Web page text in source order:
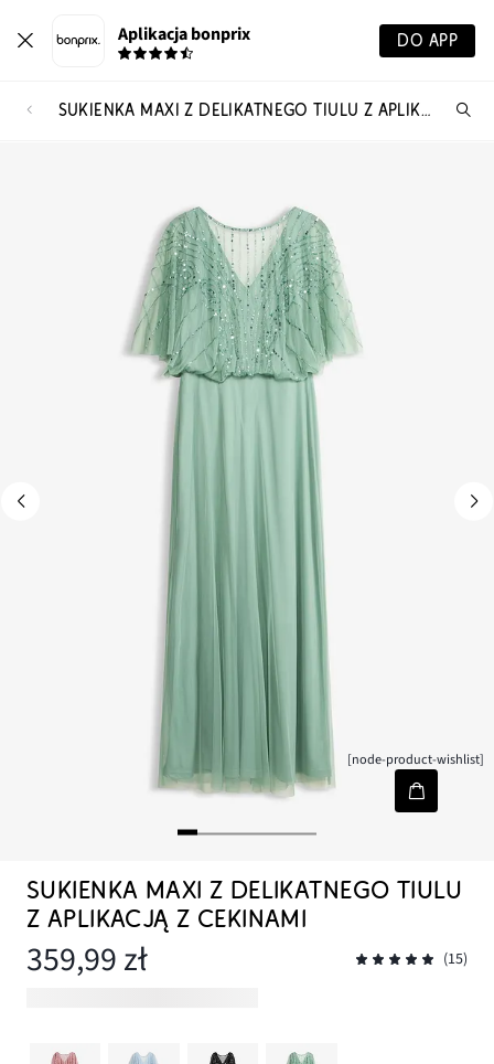
Aplikacja bonprix DO APP
SUKIENKA MAXI Z DELIKATNEGO TIULU Z APLIKACJĄ Z CEKINAMI
[node-product-wishlist]
SUKIENKA MAXI Z DELIKATNEGO TIULU
Z APLIKACJĄ Z CEKINAMI
359,99 zł (15)